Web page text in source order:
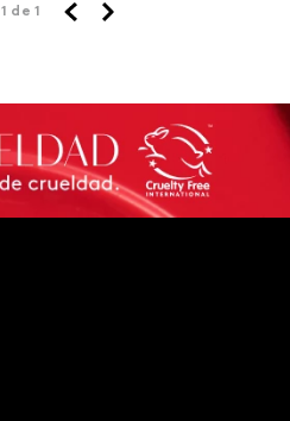
de 1